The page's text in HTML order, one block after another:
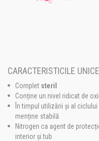
CARACTERISTICILE
Complet steril
Conține un nivel ridicat de
În timpul utilizării și al
menține stabilă
Nitrogen ca agent de
interior și tub